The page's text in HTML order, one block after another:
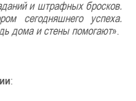
и штрафных бросков.
сегодняшнего успеха.
дома и стены помогают».
: